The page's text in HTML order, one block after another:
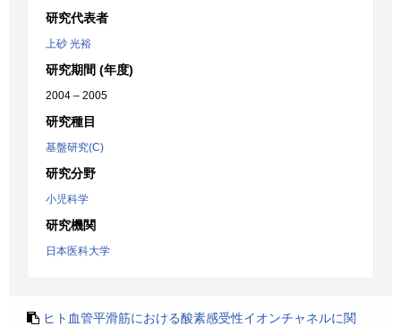
研究代表者
上砂 光裕
研究期間 (年度)
2004 – 2005
研究種目
基盤研究(C)
研究分野
小児科学
研究機関
日本医科大学
ヒト血管平滑筋における酸素感受性イオンチャネルに関